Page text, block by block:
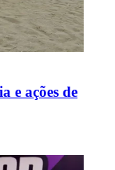
e ações de